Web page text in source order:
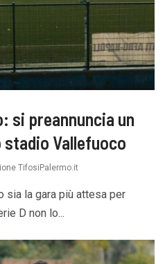
si preannuncia un
Vallefuoco
TifosiPalermo.it
sia la gara più attesa per
D non lo...